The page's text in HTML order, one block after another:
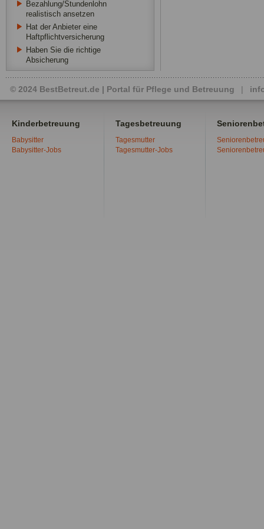
Bezahlung/Stundenlohn
realistisch ansetzen
Hat der Anbieter eine
Haftpflichtversicherung
Haben Sie die richtige
Absicherung
© 2024 BestBetreut.de | Portal für Pflege und Betreuung |
Kinderbetreuung
Babysitter
Babysitter-Jobs
Tagesbetreuung
Tagesmutter
Tagesmutter-Jobs